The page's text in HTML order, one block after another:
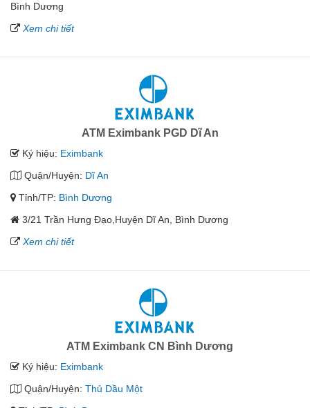
Bình Dương
Xem chi tiết
ATM Eximbank PGD Dĩ An
Ký hiệu: Eximbank
Quận/Huyện: Dĩ An
Tỉnh/TP: Bình Dương
3/21 Trần Hưng Đạo,Huyện Dĩ An, Bình Dương
Xem chi tiết
ATM Eximbank CN Bình Dương
Ký hiệu: Eximbank
Quận/Huyện: Thủ Dầu Một